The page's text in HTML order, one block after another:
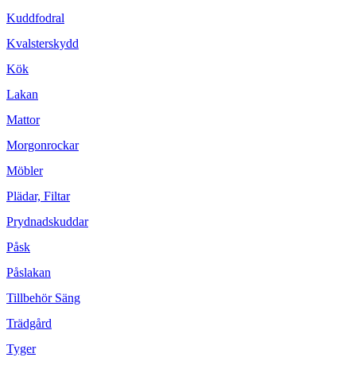
Kuddfodral
Kvalsterskydd
Kök
Lakan
Mattor
Morgonrockar
Möbler
Plädar, Filtar
Prydnadskuddar
Påsk
Påslakan
Tillbehör Säng
Trädgård
Tyger